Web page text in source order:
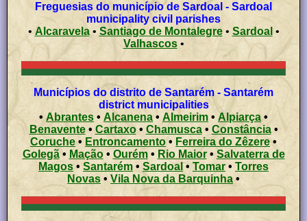
Freguesias do município de Sardoal - Sardoal
municipality civil parishes
• Alcaravela• Santiago de Montalegre• Sardoal •
Valhascos•
Municípios do distrito de Santarém - Santarém
district municipalities
• Abrantes • Alcanena • Almeirim • Alpiarça •
Benavente• Cartaxo• Chamusca• Constância•
Coruche • Entroncamento • Ferreira do Zêzere•
Golegã• Mação• Ourém• Rio Maior• Salvaterra de
Magos• Santarém • Sardoal • Tomar • Torres
Novas • Vila Nova da Barquinha •